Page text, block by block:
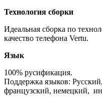
Технология сборки
Идеальная сборка по
качество телефона Vertu.
Язык
100% русификация.
Поддержка языков:
французский, немецкий,